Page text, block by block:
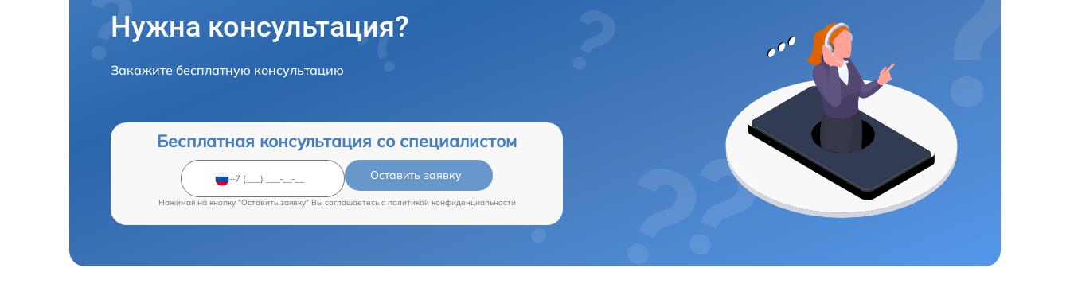
Нужна консультация?
Закажите бесплатную консультацию
Бесплатная консультация со специалистом
Оставить заявку
Нажимая на кнопку "Оставить заявку" Вы соглашаетесь c политикой конфиденциальности